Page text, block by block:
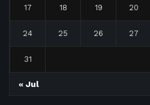
17 18 19 20
24 25 26 27
31
« Jul